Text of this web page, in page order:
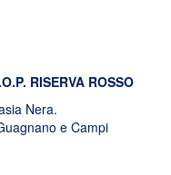
RISERVA ROSSO
Nera.
e Campi